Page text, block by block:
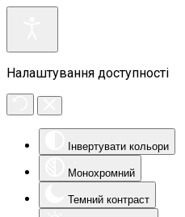
Налаштування доступності
Інвертувати кольори
Монохромний
Темний контраст